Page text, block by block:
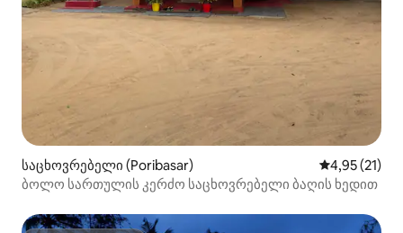
საცხოვრებელი (Poribasar) საშუალო
4,95 (21)
ბოლო სართულის კერძო საცხოვრებელი ბაღის ხედით